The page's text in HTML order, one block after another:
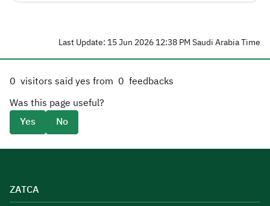
Last Update: 15 Jun 2026 12:38 PM Saudi Arabia Time
0 visitors said yes from 0 feedbacks
Was this page useful?
Yes
No
ZATCA